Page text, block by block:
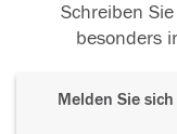
Schreiben
besonders
Melden Sie